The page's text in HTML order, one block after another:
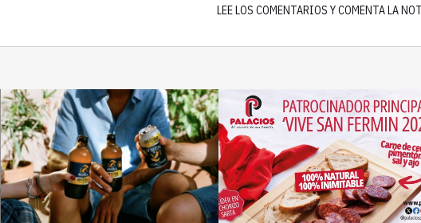
LEE LOS COMENTARIOS Y COMENTA LA